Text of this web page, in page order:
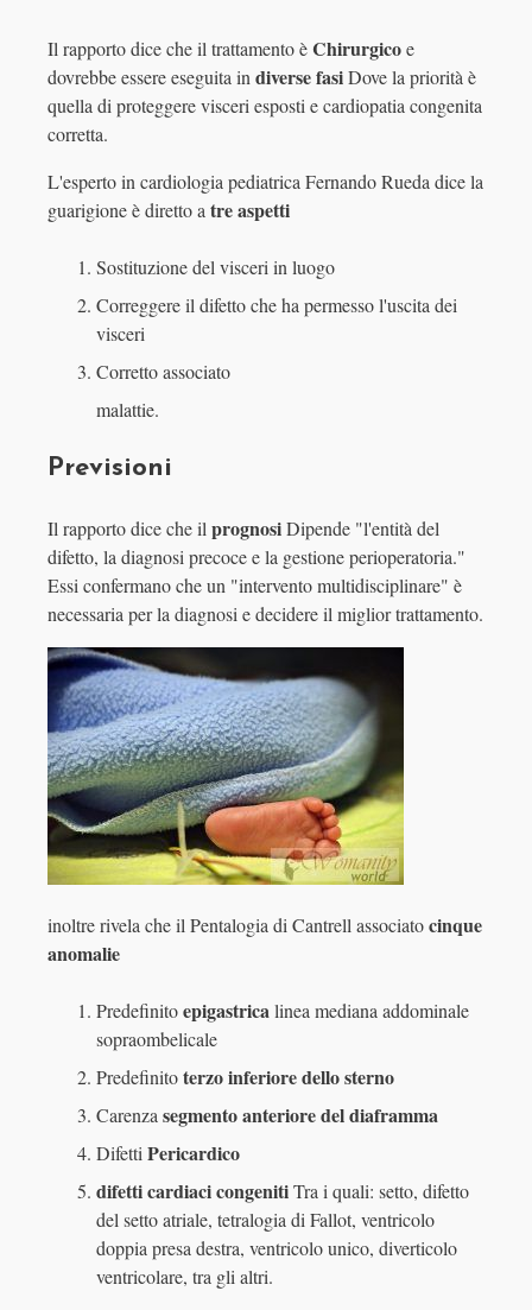
Il rapporto dice che il trattamento èChirurgicoe
dovrebbe essere eseguita in diverse fasiDove la priorità è
quella di proteggere visceri esposti e cardiopatia congenita
corretta.
L'esperto in cardiologia pediatrica Fernando Rueda dice la
guarigione è diretto a tre aspetti
Sostituzione del visceri in luogo
Correggere il difetto che ha permesso l'uscita dei
visceri
Corretto associato
malattie.
Previsioni
Il rapporto dice che il prognosiDipende "l'entità del
difetto, la diagnosi precoce e la gestione perioperatoria."
Essi confermano che un "intervento multidisciplinare" è
necessaria per la diagnosi e decidere il miglior trattamento.
inoltre rivela che il Pentalogia di Cantrell associatocinque
anomalie
Predefinitoepigastrica linea mediana addominale
sopraombelicale
Predefinitoterzo inferiore dello sterno
Carenza segmento anteriore del diaframma
Difetti Pericardico
difetti cardiaci congenitiTra i quali: setto, difetto
del setto atriale, tetralogia di Fallot, ventricolo
doppia presa destra, ventricolo unico, diverticolo
ventricolare, tra gli altri.